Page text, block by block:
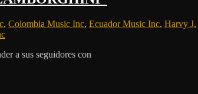
, Colombia Music Inc, Ecuador Music Inc, Harvy J,
a sus seguidores con